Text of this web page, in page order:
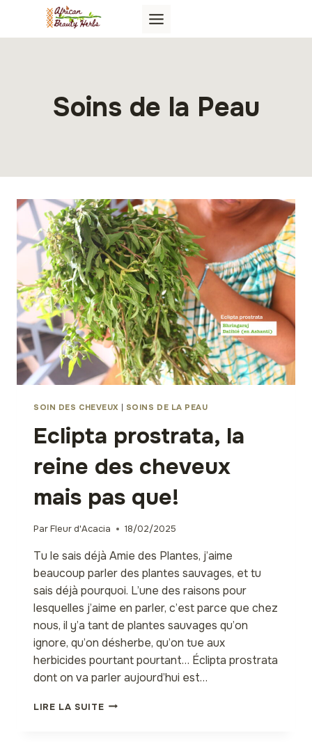
Soins de la Peau
SOIN DES CHEVEUX | SOINS DE LA PEAU
Eclipta prostrata, la
reine des cheveux
mais pas que!
ParFleur d'Acacia 18/02/2025
Tu le sais déjà Amie des Plantes, j’aime
beaucoup parler des plantes sauvages, et tu
sais déjà pourquoi. L’une des raisons pour
lesquelles j’aime en parler, c’est parce que chez
nous, il y’a tant de plantes sauvages qu’on
ignore, qu’on désherbe, qu’on tue aux
herbicides pourtant pourtant… Éclipta prostrata
dont on va parler aujourd’hui est…
LIRE LA SUITEECLIPTA